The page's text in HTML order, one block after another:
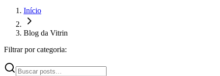
Início
Blog da Vitrin
Filtrar por categoria: